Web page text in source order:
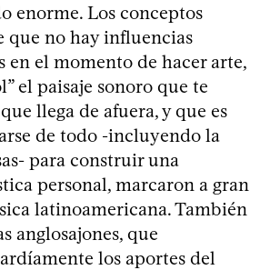
enorme. Los conceptos
que no hay influencias
en el momento de hacer arte,
el paisaje sonoro que te
llega de afuera, y que es
de todo -incluyendo la
para construir una
personal, marcaron a gran
latinoamericana. También
anglosajones, que
los aportes del